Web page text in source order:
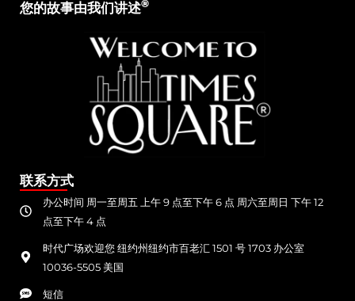
您的故事由我们讲述®
联系方式
办公时间 周一至周五 上午 9 点至下午 6 点 周六至周日 下午 12
点至下午 4 点
时代广场欢迎您 纽约州纽约市百老汇 1501 号 1703 办公室
10036-5505 美国
短信